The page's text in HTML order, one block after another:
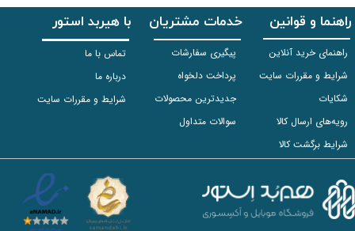
راهنما و قوانین
راهنمای خرید آنلاین
شرایط و مقررات سایت
شکایات
رویه‌های ارسال کالا
شرایط برگشت کالا
خدمات مشتریان
پیگیری سفارشات
پرداخت دلخواه
جدیدترین محصولات
سوالات متداول
با هیربد استور
تماس با ما
درباره ما
شرایط و مقررات سایت